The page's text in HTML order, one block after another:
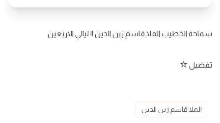
سماحة الخطيب الملا قاسم زين الدين || ليالي الاربعين
تفضيل
الملا قاسم زين الدين